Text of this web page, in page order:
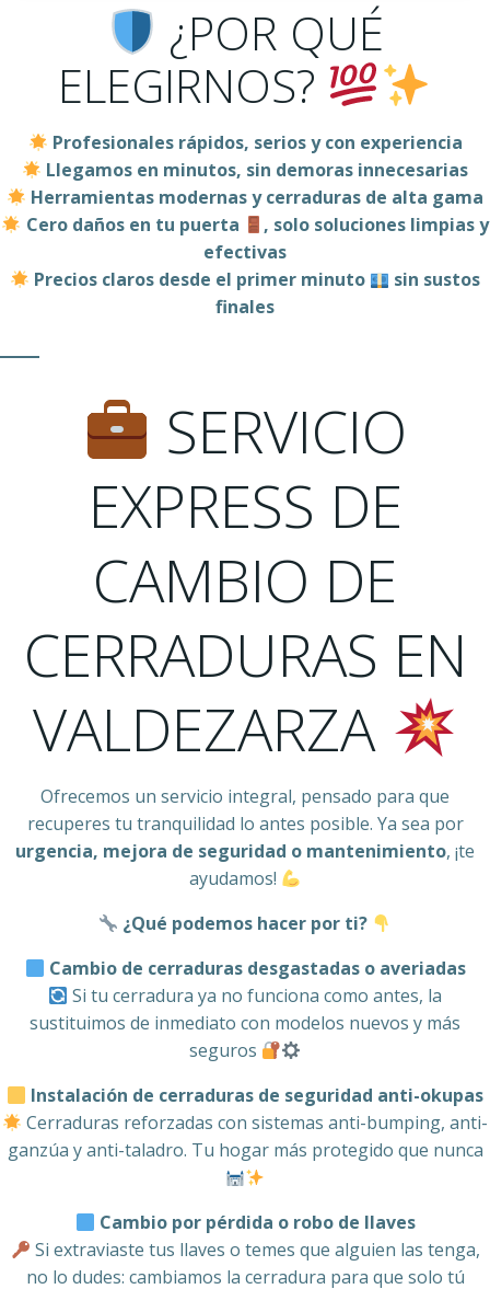
¿POR QUÉ
ELEGIRNOS?
Profesionales rápidos, serios y con experiencia
Llegamos en minutos, sin demoras innecesarias
Herramientas modernas y cerraduras de alta gama
Cero daños en tu puerta
, solo soluciones limpias y
efectivas
Precios claros desde el primer minuto
sin sustos
finales
SERVICIO
EXPRESS DE
CAMBIO DE
CERRADURAS EN
VALDEZARZA
Ofrecemos un servicio integral, pensado para que
recuperes tu tranquilidad lo antes posible. Ya sea por
urgencia, mejora de seguridad o mantenimiento, ¡te
ayudamos!
¿Qué podemos hacer por ti?
Cambio de cerraduras desgastadas o averiadas
Si tu cerradura ya no funciona como antes, la
sustituimos de inmediato con modelos nuevos y más
seguros
Instalación de cerraduras de seguridad anti-okupas
Cerraduras reforzadas con sistemas anti-bumping, anti-
ganzúa y anti-taladro. Tu hogar más protegido que nunca
Cambio por pérdida o robo de llaves
Si extraviaste tus llaves o temes que alguien las tenga,
no lo dudes: cambiamos la cerradura para que solo tú